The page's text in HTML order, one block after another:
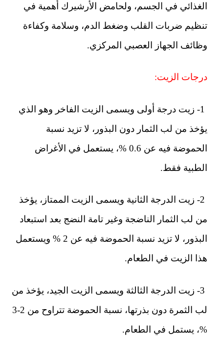
الغذائي في الجسم، ولحامض الأرشيرك أهمية في
تنظيم ضربات القلب وضغط الدم، وسلامة وكفاءة
وظائف الجهاز العصبي المركزي.
درجات الزيت:
1- زيت درجة أولى ويسمى الزيت الفاخر وهو الذي
يؤخذ من لب الثمار دون البذور، لا تزيد نسبة
الحموضة فيه عن 0.6 %، يستعمل في الأغراض
الطبية فقط.
2- زيت الدرجة الثانية ويسمى الزيت الممتاز، يؤخذ
من لب الثمار الناضجة وغير تامة النضج بعد استبعاد
البذور، لا تزيد نسبة الحموضة فيه عن 2 % ويستعمل
هذا الزيت في الطعام.
3- زيت الدرجة الثالثة ويسمى الزيت الجيد، يؤخذ من
لب الثمرة دون بذرتها، نسبة الحموضة تتراوح من 2-3
%، يستمل في الطعام.